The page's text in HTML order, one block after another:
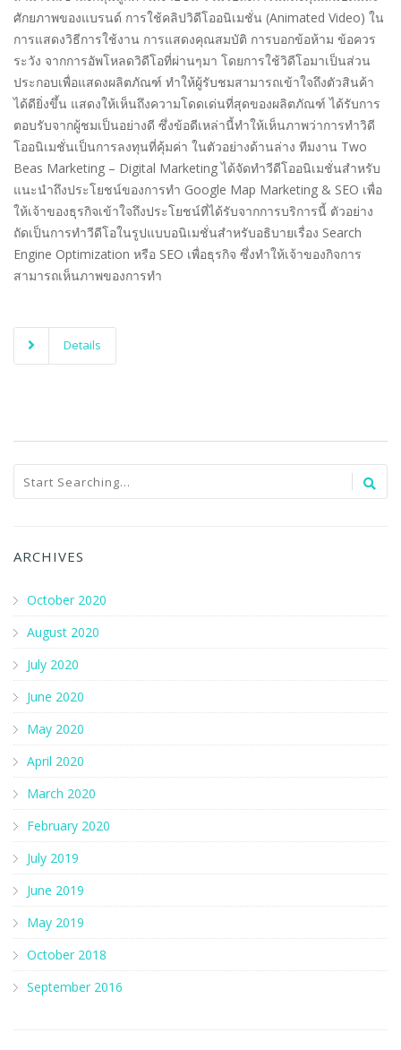
ศักยภาพของแบรนด์ การใช้คลิปวิดีโออนิเมชั่น (Animated Video) ใน
การแสดงวิธีการใช้งาน การแสดงคุณสมบัติ การบอกข้อห้าม ข้อควร
ระวัง จากการอัพโหลดวิดีโอที่ผ่านๆมา โดยการใช้วิดีโอมาเป็นส่วน
ประกอบเพื่อแสดงผลิตภัณฑ์ ทำให้ผู้รับชมสามารถเข้าใจถึงตัวสินค้า
ได้ดียิ่งขึ้น แสดงให้เห็นถึงความโดดเด่นที่สุดของผลิตภัณฑ์ ได้รับการ
ตอบรับจากผู้ชมเป็นอย่างดี ซึ่งข้อดีเหล่านี้ทำให้เห็นภาพว่าการทำวิดี
โออนิเมชั่นเป็นการลงทุนที่คุ้มค่า ในตัวอย่างด้านล่าง ทีมงาน Two
Beas Marketing – Digital Marketing ได้จัดทำวีดีโออนิเมชั่นสำหรับ
แนะนำถึงประโยชน์ของการทำ Google Map Marketing & SEO เพื่อ
ให้เจ้าของธุรกิจเข้าใจถึงประโยชน์ที่ได้รับจากการบริการนี้ ตัวอย่าง
ถัดเป็นการทำวีดีโอในรูปแบบอนิเมชั่นสำหรับอธิบายเรื่อง Search
Engine Optimization หรือ SEO เพื่อธุรกิจ ซึ่งทำให้เจ้าของกิจการ
สามารถเห็นภาพของการทำ
Details
ARCHIVES
October 2020
August 2020
July 2020
June 2020
May 2020
April 2020
March 2020
February 2020
July 2019
June 2019
May 2019
October 2018
September 2016